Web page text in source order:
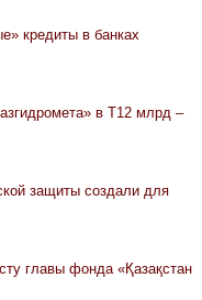
кредиты в банках
в Т12 млрд –
защиты создали для
главы фонда «Қазақстан